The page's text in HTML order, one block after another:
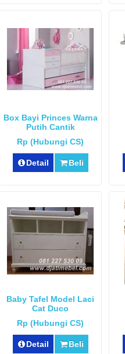
Box Bayi Princes Warna
Putih Cantik
Rp (Hubungi CS)
Detail Beli
Baby Tafel Model Laci
Cat Duco
Rp (Hubungi CS)
Detail Beli